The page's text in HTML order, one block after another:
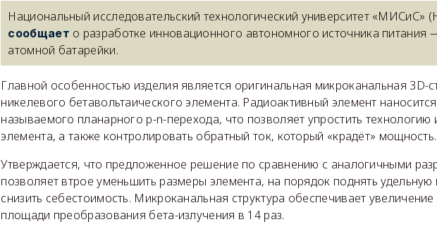
Национальный исследовательский технологический университет
сообщает о разработке инновационного автономного источника питания
атомной батарейки.
Главной особенностью изделия является оригинальная микроканальная 3D-
никелевого бетавольтаического элемента. Радиоактивный элемент
называемого планарного p-n-перехода, что позволяет упростить технологию
элемента, а также контролировать обратный ток, который «крадёт» мощность.
Утверждается, что предложенное решение по сравнению с аналогичными
позволяет втрое уменьшить размеры элемента, на порядок поднять
снизить себестоимость. Микроканальная структура обеспечивает
площади преобразования бета-излучения в 14 раз.